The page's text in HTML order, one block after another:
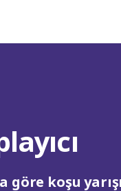
göre koşu